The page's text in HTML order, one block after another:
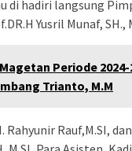
di hadiri langsung
Yusril Munaf, SH.,
Periode 2024-
Trianto, M.M
Rahyunir Rauf,M.SI,